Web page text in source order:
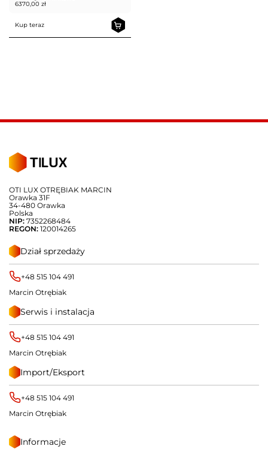
6370,00 zł
Kup teraz
OTI LUX OTRĘBIAK MARCIN
Orawka 31F
34-480 Orawka
Polska
NIP: 7352268484
REGON: 120014265
Dział sprzedaży
+48 515 104 491
Marcin Otrębiak
Serwis i instalacja
+48 515 104 491
Marcin Otrębiak
Import/Eksport
+48 515 104 491
Marcin Otrębiak
Informacje